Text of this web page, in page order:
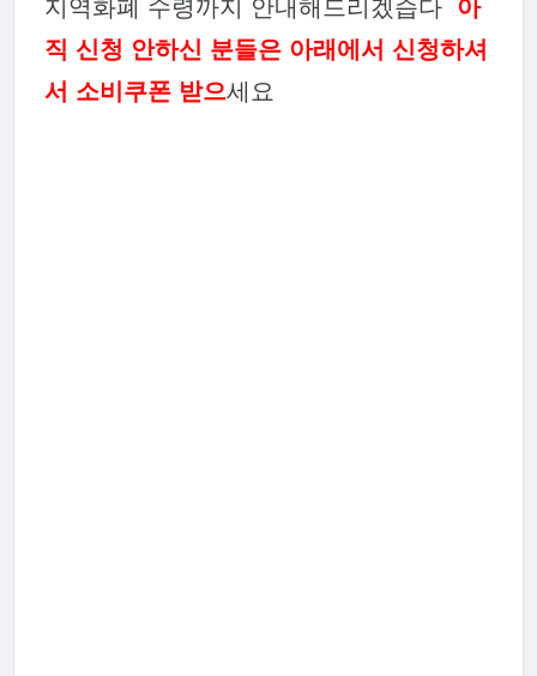
지역화폐 수령까지 안내해드리겠습다 아
직 신청 안하신 분들은 아래에서 신청하셔
서 소비쿠폰 받으세요